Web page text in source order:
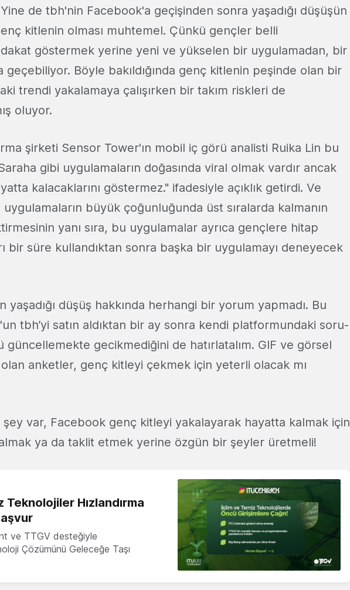
de tbh'nin Facebook'a geçişinden sonra yaşadığı düşüşün
kitlenin olması muhtemel. Çünkü gençler belli
göstermek yerine yeni ve yükselen bir uygulamadan, bir
geçebiliyor. Böyle bakıldığında genç kitlenin peşinde olan bir
trendi yakalamaya çalışırken bir takım riskleri de
oluyor.
şirketi Sensor Tower'ın mobil iç görü analisti Ruika Lin bu
gibi uygulamaların doğasında viral olmak vardır ancak
kalacaklarını göstermez." ifadesiyle açıklık getirdi. Ve
büyük çoğunluğunda üst sıralarda kalmanın
yanı sıra, bu uygulamalar ayrıca gençlere hitap
bir süre kullandıktan sonra başka bir uygulamayı deneyecek
yaşadığı düşüş hakkında herhangi bir yorum yapmadı. Bu
tbh’yi satın aldıktan bir ay sonra kendi platformundaki soru-
güncellemekte gecikmediğini de hatırlatalım. GIF ve görsel
anketler, genç kitleyi çekmek için yeterli olacak mı
şey var, Facebook genç kitleyi yakalayarak hayatta kalmak için
ya da taklit etmek yerine özgün bir şeyler üretmeli!
Teknolojiler Hızlandırma
ve TTGV desteğiyle
Çözümünü Geleceğe Taşı